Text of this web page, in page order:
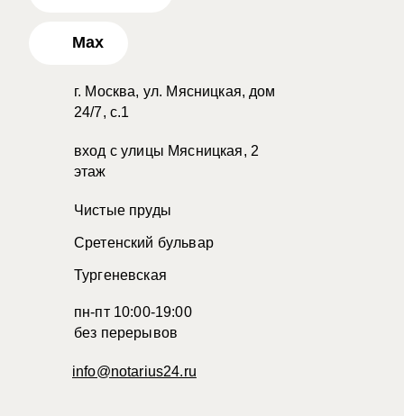
Max
г. Москва, ул. Мясницкая, дом
24/7, с.1
вход с улицы Мясницкая, 2
этаж
Чистые пруды
Сретенский бульвар
Тургеневская
пн-пт 10:00-19:00
без перерывов
info@notarius24.ru